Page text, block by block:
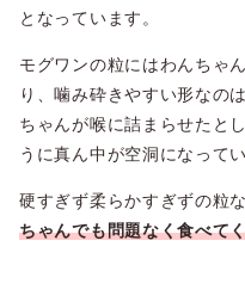
となっています。
モグワンの粒にはわんちゃ
り、噛み砕きやすい形なの
ちゃんが喉に詰まらせたと
うに真ん中が空洞になって
硬すぎず柔らかすぎずの粒
ちゃんでも問題なく食べて